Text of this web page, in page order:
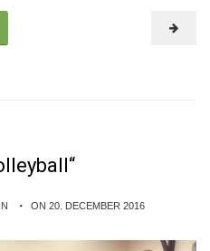
ON 20. DECEMBER 2016